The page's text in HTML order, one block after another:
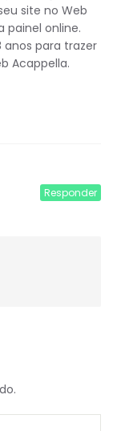
site no Web
painel online.
para trazer
Acappella.
Responder